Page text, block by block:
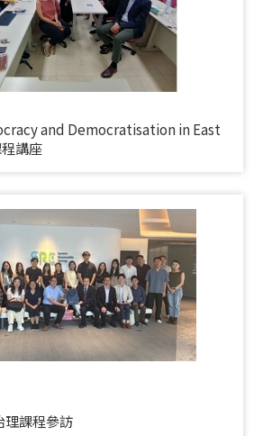
and Democratisation in East
講座
理課程參訪